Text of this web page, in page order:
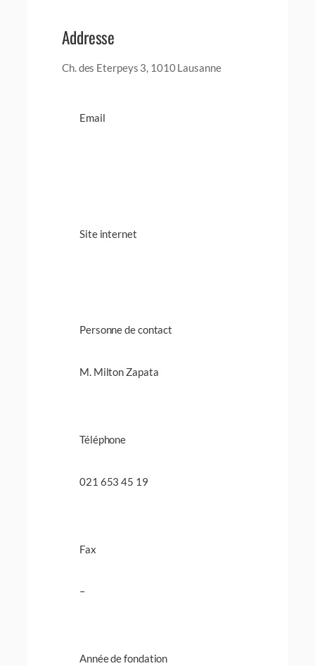
Addresse
Ch. des Eterpeys 3, 1010 Lausanne
Email
Site internet
Personne de contact
M. Milton Zapata
Téléphone
021 653 45 19
Fax
–
Année de fondation